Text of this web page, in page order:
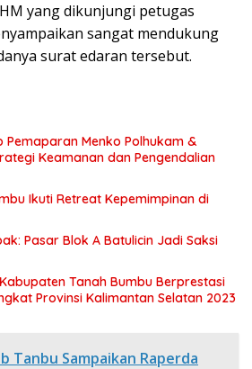
yang dikunjungi petugas
sangat mendukung
surat edaran tersebut.
Pemaparan Menko Polhukam &
Keamanan dan Pengendalian
Ikuti Retreat Kepemimpinan di
Pasar Blok A Batulicin Jadi Saksi
Tanah Bumbu Berprestasi
Provinsi Kalimantan Selatan 2023
Tanbu Sampaikan Raperda